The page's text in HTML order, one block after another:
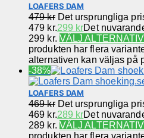
LOAFERS DAM
479kr Det ursprungliga
479 kr.299 krDet
299 kr. VÄLJ ALTERNATIV
produkten har flera
alternativen kan väljas på
-38%
LOAFERS DAM
469kr Det ursprungliga
469 kr.289 krDet
289 kr. VÄLJ ALTERNATIV
produkten har flera